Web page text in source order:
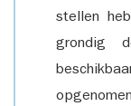
stellen
grondig